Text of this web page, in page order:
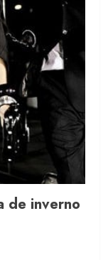
de inverno